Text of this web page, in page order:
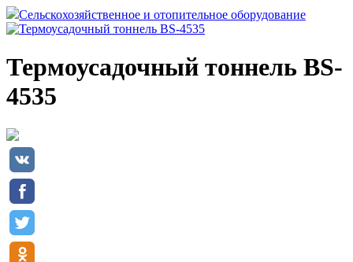
Сельскохозяйственное и отопительное оборудование
Термоусадочный тоннель BS-
4535